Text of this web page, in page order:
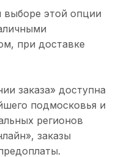
выборе этой опции
при доставке
заказа» доступна
подмосковья и
регионов
заказы